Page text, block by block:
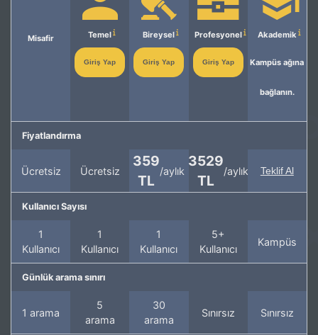
Misafir Temel
Giriş Yap
Bireysel
Giriş Yap
Profesyonel
Giriş Yap
Akademik
Kampüs ağına
bağlanın.
Fiyatlandırma
Ücretsiz Ücretsiz
359
TL
/aylık
3529
TL
/aylık Teklif Al
Kullanıcı Sayısı
1
Kullanıcı
1
Kullanıcı
1
Kullanıcı
5+
Kullanıcı
Kampüs
Günlük arama sınırı
1 arama
5
arama
30
arama
Sınırsız Sınırsız